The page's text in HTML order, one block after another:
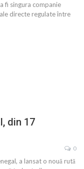
fi singura companie
directe regulate între
din 17
0
a lansat o nouă rută